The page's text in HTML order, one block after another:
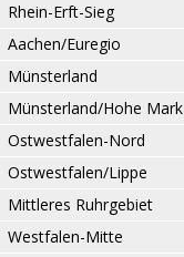
Rhein-Erft-Sieg
Aachen/Euregio
Münsterland
Münsterland/Hohe Mark
Ostwestfalen-Nord
Ostwestfalen/Lippe
Mittleres Ruhrgebiet
Westfalen-Mitte